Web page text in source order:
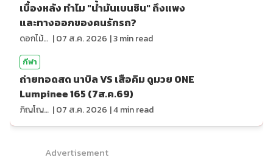
เบื้องหลัง ทำไม "น้ำมันเบนซิน" ถึงแพง
และทางออกของคนรักรถ?
ดอกไม้กับสายน้ำ |07 ส.ค. 2026 |3min read
กีฬา
ถ่ายทอดสด นาบิล VS เสือคิม ดูมวย ONE
Lumpinee 165 (7ส.ค.69)
ภิญโญ ส่องแสง |07 ส.ค. 2026 |4min read
Advertisement